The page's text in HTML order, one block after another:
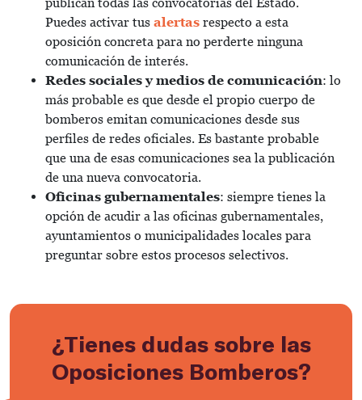
Puedes activar tus alertas respecto a esta
oposición concreta para no perderte ninguna
comunicación de interés.
Redes sociales y medios de comunicación: lo
más probable es que desde el propio cuerpo de
bomberos emitan comunicaciones desde sus
perfiles de redes oficiales. Es bastante probable
que una de esas comunicaciones sea la publicación
de una nueva convocatoria.
Oficinas gubernamentales: siempre tienes la
opción de acudir a las oficinas gubernamentales,
ayuntamientos o municipalidades locales para
preguntar sobre estos procesos selectivos.
¿Tienes dudas sobre las
Oposiciones Bomberos?